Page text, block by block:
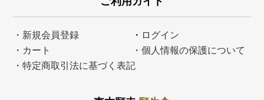
・新規会員登録 ・ ログイン
・カート
・個人情報の保護について
・特定商取引法に基づく表記